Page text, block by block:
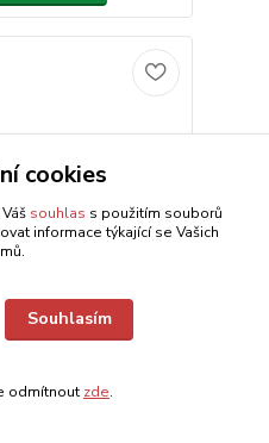
cookies
souhlas s použitím souborů
informace týkající se Vašich
Souhlasím
odmítnout zde.